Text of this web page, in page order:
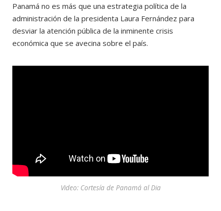
Panamá no es más que una estrategia política de la
administración de la presidenta Laura Fernández para
desviar la atención pública de la inminente crisis
económica que se avecina sobre el país.
Video: Cortesía de Panamá al Dia